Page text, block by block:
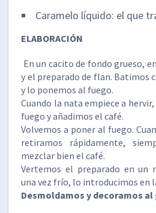
Caramelo líquido: el que
ELABORACIÓN
En un cacito de fondo grueso,
y el preparado de flan. Batimos
y lo ponemos al fuego.
Cuando la nata empiece a
fuego y añadimos el café.
Volvemos a poner al fuego.
retiramos rápidamente,
mezclar bien el café.
Vertemos el preparado en un
una vez frío, lo introducimos en
Desmoldamos y decoramos